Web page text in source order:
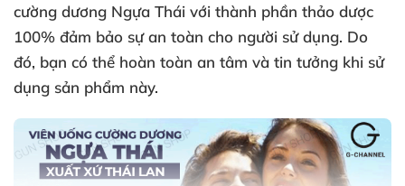
cường dương Ngựa Thái với thành phần thảo dược
100% đảm bảo sự an toàn cho người sử dụng. Do
đó, bạn có thể hoàn toàn an tâm và tin tưởng khi sử
dụng sản phẩm này.